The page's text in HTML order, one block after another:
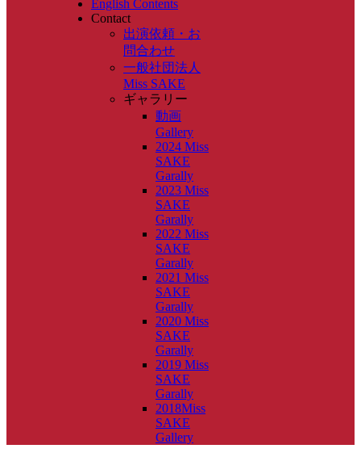
English Contents
Contact
出演依頼・お
問合わせ
一般社団法人
Miss SAKE
ギャラリー
動画
Gallery
2024 Miss
SAKE
Garally
2023 Miss
SAKE
Garally
2022 Miss
SAKE
Garally
2021 Miss
SAKE
Garally
2020 Miss
SAKE
Garally
2019 Miss
SAKE
Garally
2018Miss
SAKE
Gallery